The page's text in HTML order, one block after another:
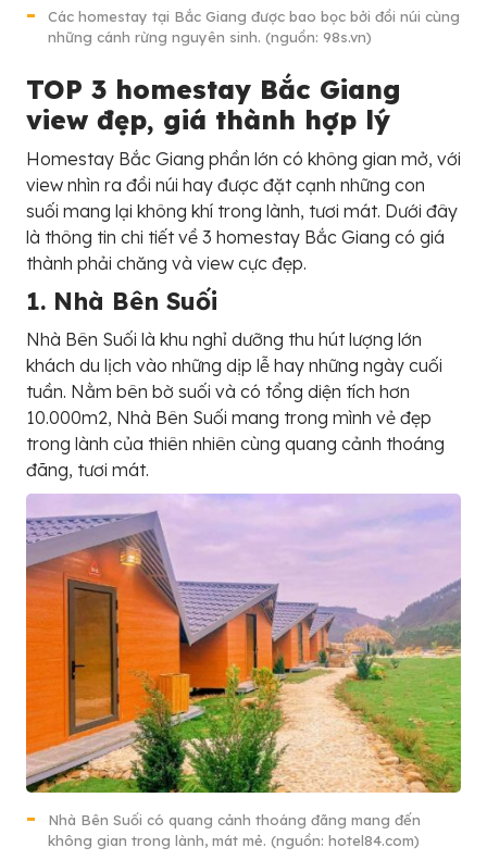
Các homestay tại Bắc Giang được bao bọc bởi đồi núi cùng
những cánh rừng nguyên sinh. (nguồn: 98s.vn)
TOP 3 homestay Bắc Giang
view đẹp, giá thành hợp lý
Homestay Bắc Giang phần lớn có không gian mở, với
view nhìn ra đồi núi hay được đặt cạnh những con
suối mang lại không khí trong lành, tươi mát. Dưới đây
là thông tin chi tiết về 3 homestay Bắc Giang có giá
thành phải chăng và view cực đẹp.
1. Nhà Bên Suối
Nhà Bên Suối là khu nghỉ dưỡng thu hút lượng lớn
khách du lịch vào những dịp lễ hay những ngày cuối
tuần. Nằm bên bờ suối và có tổng diện tích hơn
10.000m2, Nhà Bên Suối mang trong mình vẻ đẹp
trong lành của thiên nhiên cùng quang cảnh thoáng
đãng, tươi mát.
Nhà Bên Suối có quang cảnh thoáng đãng mang đến
không gian trong lành, mát mẻ. (nguồn: hotel84.com)